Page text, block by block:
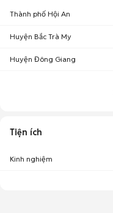
Thành phố Hội An
Huyện Bắc Trà My
Huyện Đông Giang
Tiện ích
Kinh nghiệm